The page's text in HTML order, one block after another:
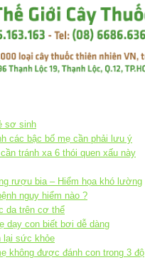
sơ sinh
các bậc bố mẹ cần phải lưu ý
tránh xa 6 thói quen xấu này
rượu bia – Hiểm họa khó lường
nguy hiểm nào ?
da trên cơ thể
dạy con biết bơi dễ dàng
lại sức khỏe
không được đánh con trong 3 độ